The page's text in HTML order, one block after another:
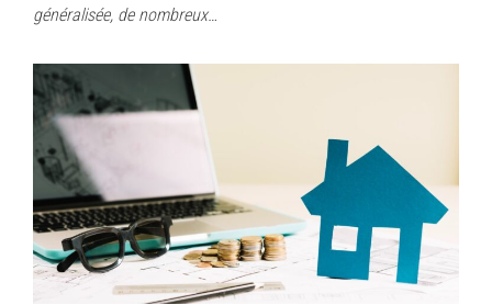
généralisée, de nombreux…